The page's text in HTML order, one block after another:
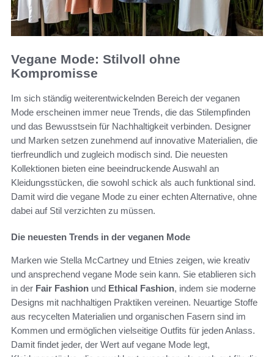
Vegane Mode: Stilvoll ohne
Kompromisse
Im sich ständig weiterentwickelnden Bereich der veganen
Mode erscheinen immer neue Trends, die das Stilempfinden
und das Bewusstsein für Nachhaltigkeit verbinden. Designer
und Marken setzen zunehmend auf innovative Materialien, die
tierfreundlich und zugleich modisch sind. Die neuesten
Kollektionen bieten eine beeindruckende Auswahl an
Kleidungsstücken, die sowohl schick als auch funktional sind.
Damit wird die vegane Mode zu einer echten Alternative, ohne
dabei auf Stil verzichten zu müssen.
Die neuesten Trends in der veganen Mode
Marken wie Stella McCartney und Etnies zeigen, wie kreativ
und ansprechend vegane Mode sein kann. Sie etablieren sich
in der Fair Fashion und Ethical Fashion, indem sie moderne
Designs mit nachhaltigen Praktiken vereinen. Neuartige Stoffe
aus recycelten Materialien und organischen Fasern sind im
Kommen und ermöglichen vielseitige Outfits für jeden Anlass.
Damit findet jeder, der Wert auf vegane Mode legt,